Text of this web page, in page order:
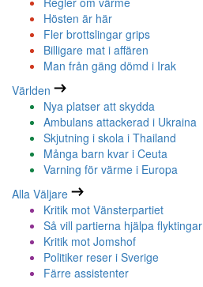
Hösten är här
Fler brottslingar grips
Billigare mat i affären
Man från gäng dömd i Irak
Världen
Nya platser att skydda
Ambulans attackerad i Ukraina
Skjutning i skola i Thailand
Många barn kvar i Ceuta
Varning för värme i Europa
Alla Väljare
Kritik mot Vänsterpartiet
Så vill partierna hjälpa flyktingar
Kritik mot Jomshof
Politiker reser i Sverige
Färre assistenter